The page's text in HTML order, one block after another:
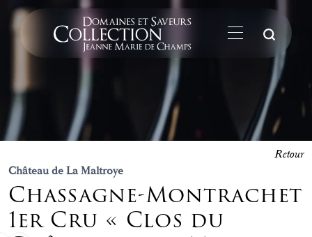
Château de La Maltroye
Chassagne-Montrachet
1er Cru « Clos du
Retour